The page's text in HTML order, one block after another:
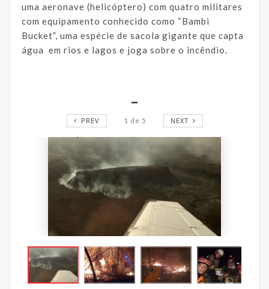
uma aeronave (helicóptero) com quatro militares
com equipamento conhecido como “Bambi
Bucket”, uma espécie de sacola gigante que capta
água em rios e lagos e joga sobre o incêndio.
PREV 1 de 5 NEXT